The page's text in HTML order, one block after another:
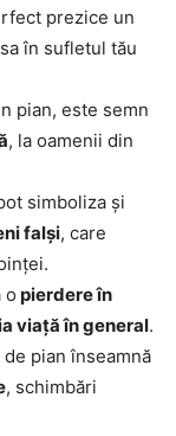
prezice un
în sufletul tău
pian, este semn
, la oamenii din
simboliza și
falși, care
o pierdere în
viață în general.
pian înseamnă
, schimbări